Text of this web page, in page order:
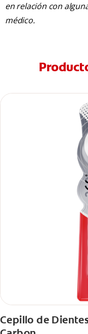
en relación con
médico.
Cepillo de